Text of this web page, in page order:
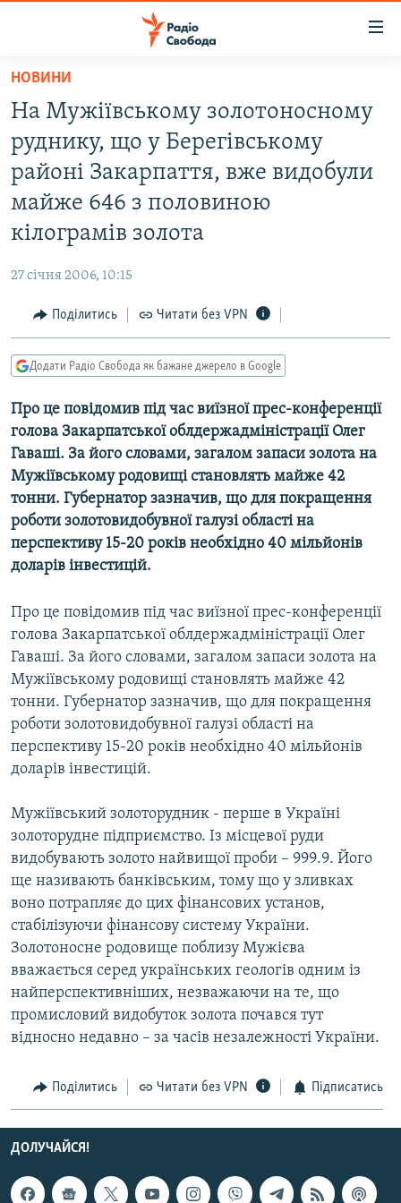
Перейти
основного
матеріалу
Перейти
до
основної
навігації
до
ВСЕ ЗА ДОБУ
СТАТТІ
ПОЛІТИКА
СПОРТ
УКРАЇНА
ВІЙНА
РОСІЙСЬКА «ФІЛЬТРАЦІЯ»
ТИ ЯК?
СХЕМИ
МУЛЬТИМЕДІА
ФОТО
СПЕЦПРОЄКТИ
ПОДКАСТИ
КРИМ РЕАЛІЇ
УКР
КТАТ
ДОЛУЧАЙСЯ!
Усі сайти RFE/RL
НОВИНИ
На Мужіївському золотоносному
руднику, що у Берегівському
районі Закарпаття, вже видобули
майже 646 з половиною
кілограмів золота
27 січня 2006, 10:15
Поділитись Читати без VPN
Додати Радіо Свобода як бажане джерело в Google
Про це повідомив під час виїзної прес-конференції
голова Закарпатської облдержадміністрації Олег
Гаваші. За його словами, загалом запаси золота на
Мужіївському родовищі становлять майже 42
тонни. Губернатор зазначив, що для покращення
роботи золотовидобувної галузі області на
перспективу 15-20 років необхідно 40 мільйонів
доларів інвестицій.
Про це повідомив під час виїзної прес-конференції
голова Закарпатської облдержадміністрації Олег
Гаваші. За його словами, загалом запаси золота на
Мужіївському родовищі становлять майже 42
тонни. Губернатор зазначив, що для покращення
роботи золотовидобувної галузі області на
перспективу 15-20 років необхідно 40 мільйонів
доларів інвестицій.
Мужіївський золоторудник - перше в Україні
золоторудне підприємство. Із місцевої руди
видобувають золото найвищої проби – 999.9. Його
ще називають банківським, тому що у зливках
воно потрапляє до цих фінансових установ,
стабілізуючи фінансову систему України.
Золотоносне родовище поблизу Мужієва
вважається серед українських геологів одним із
найперспективніших, незважаючи на те, що
промисловий видобуток золота почався тут
відносно недавно – за часів незалежності України.
Поділитись Читати без VPN Підписатись
ДОЛУЧАЙСЯ!